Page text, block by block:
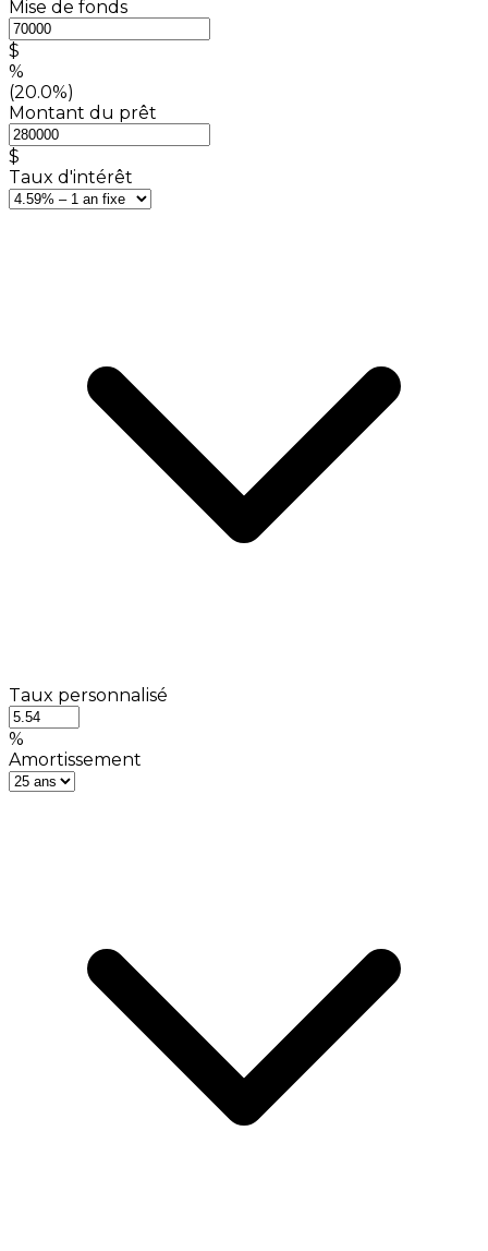
Mise de fonds
$
%
(20.0%)
Montant du prêt
$
Taux d'intérêt
Taux personnalisé
%
Amortissement